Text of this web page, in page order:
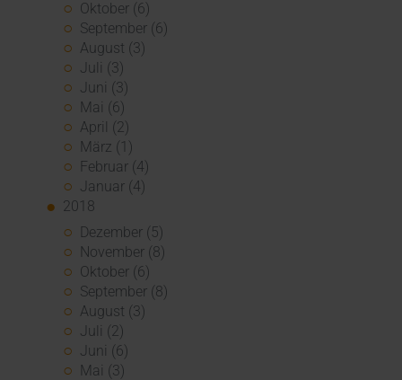
Oktober (6)
September (6)
August (3)
Juli (3)
Juni (3)
Mai (6)
April (2)
März (1)
Februar (4)
Januar (4)
2018
Dezember (5)
November (8)
Oktober (6)
September (8)
August (3)
Juli (2)
Juni (6)
Mai (3)